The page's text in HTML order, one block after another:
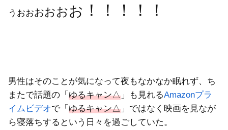
うおおおおおお ！！！！！
男性はそのことが気になって夜もなかなか眠れず、ち
またで話題の「 ゆるキャン△ 」も見れるAmazonプラ
イムビデオで「 ゆるキャン△ 」ではなく映画を見なが
ら寝落ちするという日々を過ごしていた。